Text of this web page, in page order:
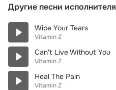
Другие песни исполнителя
Wipe Your Tears
Vitamin Z
Can't Live Without You
Vitamin Z
Heal The Pain
Vitamin Z